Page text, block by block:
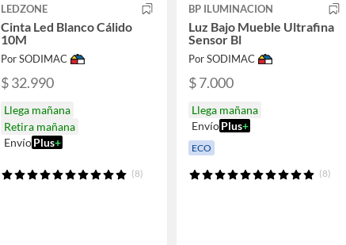
LEDZONE
Cinta Led Blanco Cálido
10M
Por SODIMAC
$ 32.990
Llega mañana
Retira mañana
EnvíoPlus+
(8)
BP ILUMINACION
Luz Bajo Mueble Ultrafina
Sensor Bl
Por SODIMAC
$ 7.000
Llega mañana
Envío Plus+
ECO
(8)